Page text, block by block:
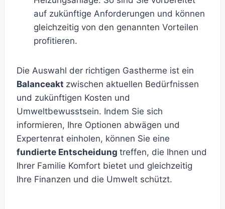
auf zukünftige Anforderungen und können
gleichzeitig von den genannten Vorteilen
profitieren.
Die Auswahl der richtigen Gastherme ist ein
Balanceakt zwischen aktuellen Bedürfnissen
und zukünftigen Kosten und
Umweltbewusstsein. Indem Sie sich
informieren, Ihre Optionen abwägen und
Expertenrat einholen, können Sie eine
fundierte Entscheidung treffen, die Ihnen und
Ihrer Familie Komfort bietet und gleichzeitig
Ihre Finanzen und die Umwelt schützt.